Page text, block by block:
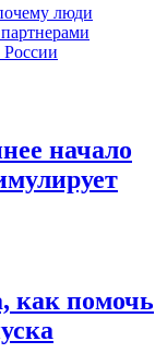
люди
начало
как помочь